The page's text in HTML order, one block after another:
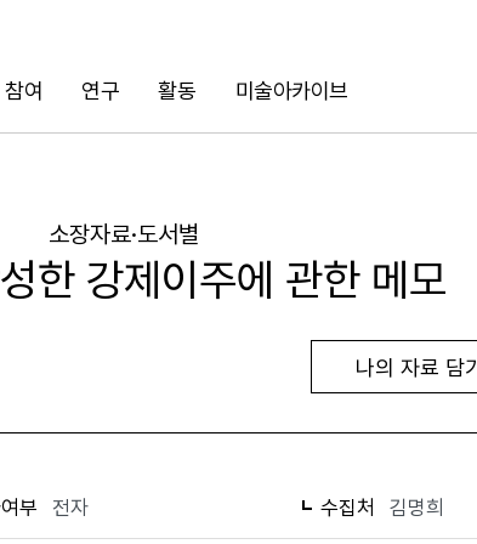
여 연구 활동 미술아카이브
소장자료·도서별
한 강제이주에 관한 메모
나의 자료 담기
부 전자 수집처 김명희